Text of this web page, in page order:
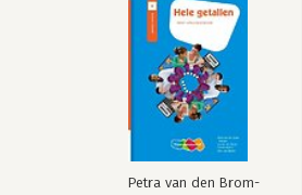
Petra van den Brom-